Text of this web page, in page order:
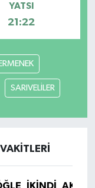
YATSI
21:22
ERMENEK
SARIVELİLER
İKINDI